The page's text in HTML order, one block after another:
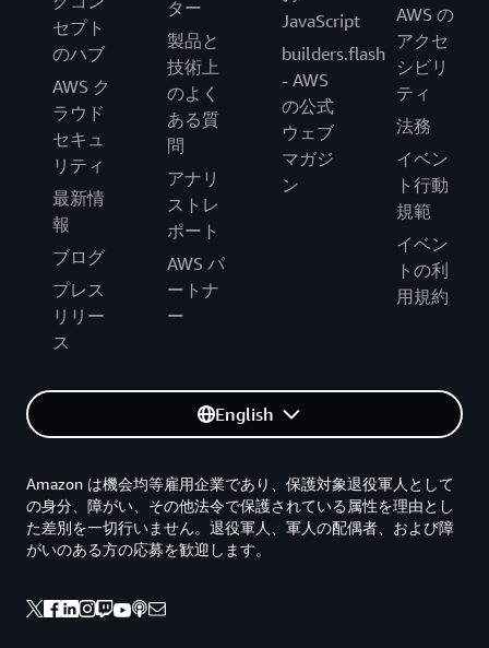
セプト
のハブ
AWS ク
ラウド
セキュ
リティ
最新情
報
ブログ
プレス
リリー
ス
ター
製品と
技術上
のよく
ある質
問
アナリ
ストレ
ポート
AWS パ
ートナ
ー
JavaScript
builders.flash
- AWS
の公式
ウェブ
マガジ
ン
AWS の
アクセ
シビリ
ティ
法務
イベン
ト行動
規範
イベン
トの利
用規約
English
Amazon は機会均等雇用企業であり、保護対象退役軍人として
の身分、障がい、その他法令で保護されている属性を理由とし
た差別を一切行いません。退役軍人、軍人の配偶者、および障
がいのある方の応募を歓迎します。